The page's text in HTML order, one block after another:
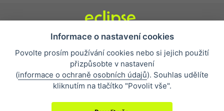
Obchodní podmínky
Nejčastější otázky
Ochrana osobních údajů
O společnosti
Whistleblowing
Informace o nastavení cookies
Povolte prosím používání cookies nebo si jejich použití
přizpůsobte v nastavení
(informace o ochraně osobních údajů). Souhlas udělíte
kliknutím na tlačítko "Povolit vše".